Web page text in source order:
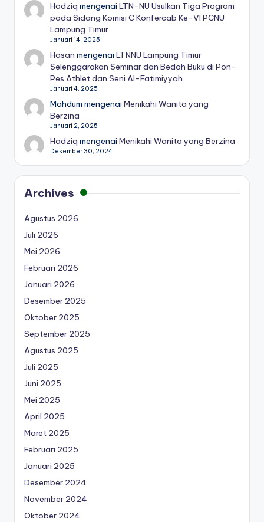
Hadziq mengenaiLTN-NU Usulkan Tiga Program
pada Sidang Komisi C Konfercab Ke-VI PCNU
Lampung Timur
Januari 14, 2025
Hasan mengenaiLTNNU Lampung Timur
Selenggarakan Seminar dan Bedah Buku di Pon-
Pes Athlet dan Seni Al-Fatimiyyah
Januari 4, 2025
Mahdum mengenaiMenikahi Wanita yang
Berzina
Januari 2, 2025
Hadziq mengenaiMenikahi Wanita yang Berzina
Desember 30, 2024
Archives
Agustus 2026
Juli 2026
Mei 2026
Februari 2026
Januari 2026
Desember 2025
Oktober 2025
September 2025
Agustus 2025
Juli 2025
Juni 2025
Mei 2025
April 2025
Maret 2025
Februari 2025
Januari 2025
Desember 2024
November 2024
Oktober 2024